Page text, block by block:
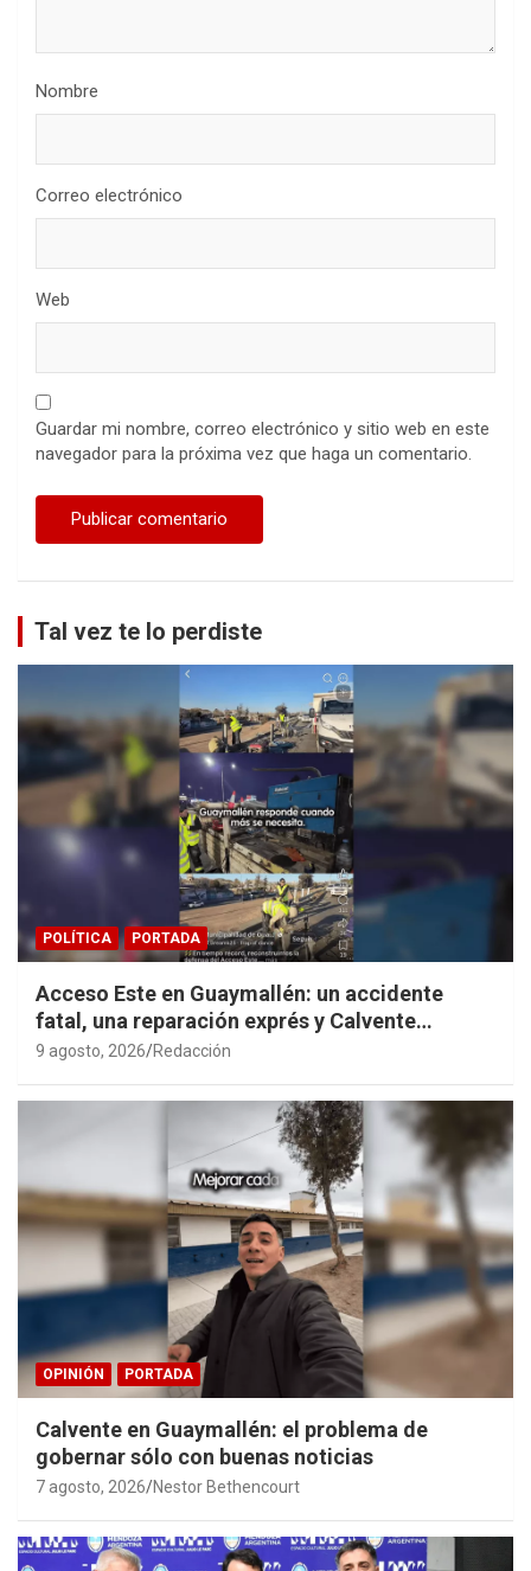
Nombre
Correo electrónico
Web
Guardar mi nombre, correo electrónico y sitio web en este
navegador para la próxima vez que haga un comentario.
Tal vez te lo perdiste
POLÍTICA PORTADA
Acceso Este en Guaymallén: un accidente
fatal, una reparación exprés y Calvente
haciendo propaganda personal
9 agosto, 2026 Redacción
OPINIÓN PORTADA
Calvente en Guaymallén: el problema de
gobernar sólo con buenas noticias
7 agosto, 2026 Nestor Bethencourt